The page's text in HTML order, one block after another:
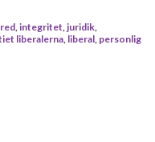
integritet juridik
liberalerna liberal personlig